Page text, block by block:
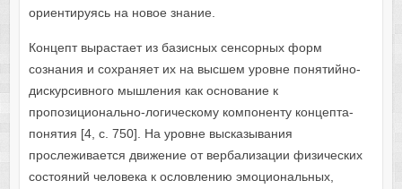
ориентируясь на новое знание.
Концепт вырастает из базисных сенсорных форм
сознания и сохраняет их на высшем уровне понятийно-
дискурсивного мышления как основание к
пропозиционально-логическому компоненту концепта-
понятия [4, с. 750]. На уровне высказывания
прослеживается движение от вербализации физических
состояний человека к ословлению эмоциональных,